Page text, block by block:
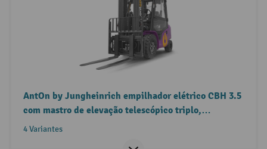
AntOn by Jungheinrich empilhador elétrico CBH 3.5
com mastro de elevação telescópico triplo,
capacidade de carga de 3500 kg, cabina de proteção
4 Variantes